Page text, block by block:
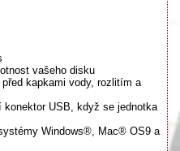
vašeho disku
kapkami vody, rozlitím a
USB, když se jednotka
Windows®, Mac® OS9 a